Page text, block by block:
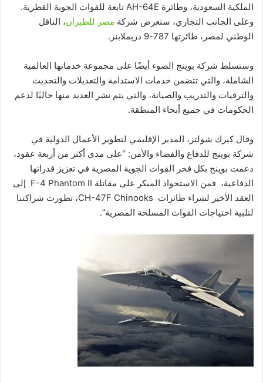
الملكية السعودية، وطائرة AH-64E تابعة للقوات الجوية القطرية.
وعلى الجانب التجاري، ستعرض شركة مصر للطيران، الناقل
الوطني لمصر، طائرتها 787-9 دريملاينر.
وستسلط شركة بوينج الضوء أيضًا على مجموعة خدماتها العالمية
الشاملة، والتي تتضمن خدمات الاستدامة والتعديلات والتحديث
والترقيات والتدريب والصيانة، والتي يتم نشر العديد منها حاليًا لدعم
الحكومات في جميع أنحاء المنطقة.
وقال كيرك شولتز، المدير الإقليمي لتطوير الأعمال الدولية في
شركة بوينج للدفاع والفضاء والأمن: “على مدى أكثر من أربعة عقود،
دعمت بوينج بكل فخر القوات الجوية المصرية في تعزيز قدراتها
الدفاعية، فمن الاستحواذ المبكر على مقاتلة F-4 Phantom II إلى
العقد الأخير لشراء طائرات CH-47F Chinooks، تطورت شراكتنا
لتلبية احتياجات القوات المسلحة المصرية”.